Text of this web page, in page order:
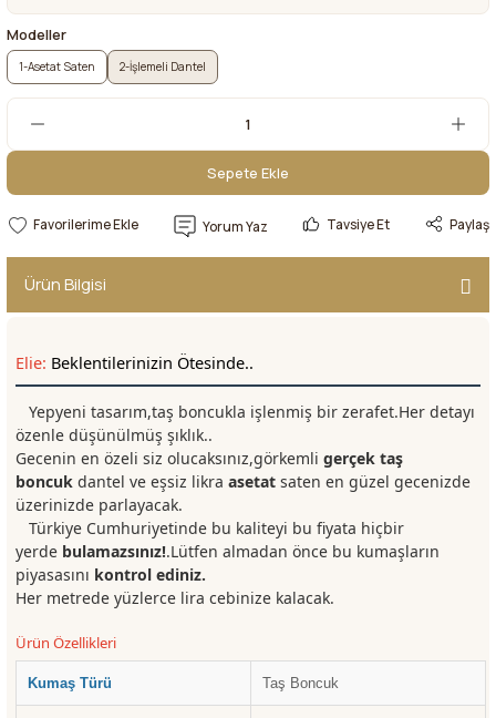
Modeller
1-Asetat Saten 2-İşlemeli Dantel
Sepete Ekle
Sepete Ekle
Yorum Yaz Tavsiye Et Paylaş
Ürün Bilgisi
Elie: Beklentilerinizin Ötesinde..
Yepyeni tasarım,taş boncukla işlenmiş bir zerafet.Her detayı
özenle düşünülmüş şıklık..
Gecenin en özeli siz olucaksınız,görkemli gerçek taş
boncuk dantel ve eşsiz likra asetat saten en güzel gecenizde
üzerinizde parlayacak.
Türkiye Cumhuriyetinde bu kaliteyi bu fiyata hiçbir
yerde bulamazsınız!.Lütfen almadan önce bu kumaşların
piyasasını kontrol ediniz.
Her metrede yüzlerce lira cebinize kalacak.
Ürün Özellikleri
Kumaş Türü Taş Boncuk